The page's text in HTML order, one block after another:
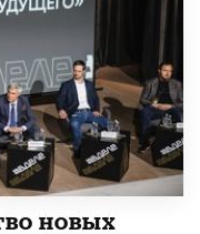
новых